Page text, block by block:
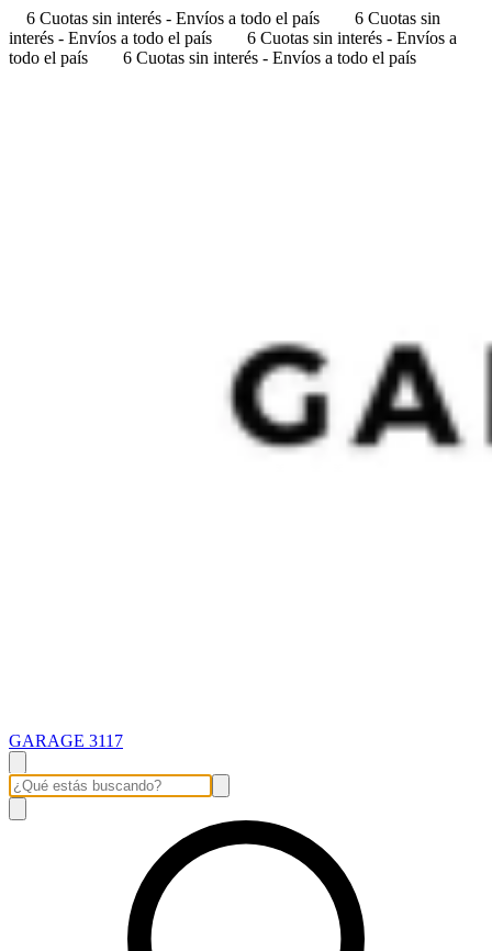
6 Cuotas sin interés - Envíos a todo el país
6 Cuotas sin
interés - Envíos a todo el país
6 Cuotas sin interés - Envíos a
todo el país
6 Cuotas sin interés - Envíos a todo el país
GARAGE 3117